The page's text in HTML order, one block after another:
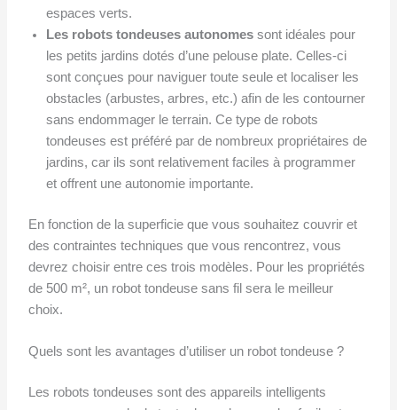
espaces verts.
Les robots tondeuses autonomessont idéales pour
les petits jardins dotés d’une pelouse plate. Celles-ci
sont conçues pour naviguer toute seule et localiser les
obstacles (arbustes, arbres, etc.) afin de les contourner
sans endommager le terrain. Ce type de robots
tondeuses est préféré par de nombreux propriétaires de
jardins, car ils sont relativement faciles à programmer
et offrent une autonomie importante.
En fonction de la superficie que vous souhaitez couvrir et
des contraintes techniques que vous rencontrez, vous
devrez choisir entre ces trois modèles. Pour les propriétés
de 500 m², un robot tondeuse sans fil sera le meilleur
choix.
Quels sont les avantages d’utiliser un robot tondeuse ?
Les robots tondeuses sont des appareils intelligents